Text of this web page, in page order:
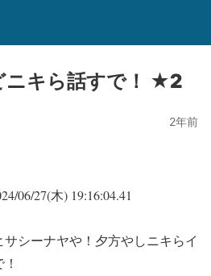
ニキら話すで！ ★2
2年前
06/27(木) 19:16:04.41
シーナヤや！夕方やしニキらイ